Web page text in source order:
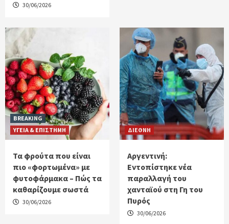
30/06/2026
BREAKING
ΥΓΕΙΑ & ΕΠΙΣΤΗΜΗ
Τα φρούτα που είναι
πιο «φορτωμένα» με
φυτοφάρμακα – Πώς τα
καθαρίζουμε σωστά
30/06/2026
ΔΙΕΘΝΗ
Αργεντινή:
Εντοπίστηκε νέα
παραλλαγή του
χανταϊού στη Γη του
Πυρός
30/06/2026